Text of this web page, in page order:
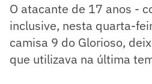
O atacante de 17 anos -
inclusive, nesta quarta-
camisa 9 do Glorioso,
que utilizava na última